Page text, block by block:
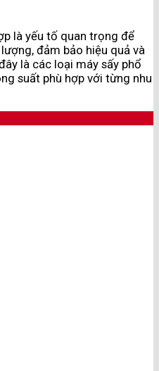
là yếu tố quan trọng để
đảm bảo hiệu quả và
là các loại máy sấy phổ
suất phù hợp với từng nhu